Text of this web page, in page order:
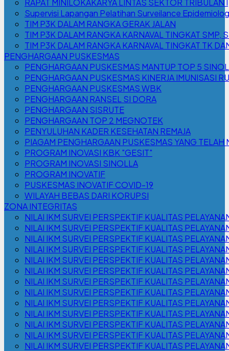
RAPAT MINILOKAKARYA LINTAS SEKTOR TRIBULAN I
Supervisi Lapangan Pelatihan Surveilance
TIM P3K DALAM RANGKA GERAK JALAN
TIM P3K DALAM RANGKA KARNAVAL TINGKAT SMP,
TIM P3K DALAM RANGKA KARNAVAL TINGKAT TK
PENGHARGAAN PUSKESMAS
PENGHARGAAN PUSKESMAS MANTUP TOP 5
PENGHARGAAN PUSKESMAS KINERJA IMUNISASI
PENGHARGAAN PUSKESMAS WBK
PENGHARGAAN RANSEL SI DORA
PENGHARGAAN SISRUTE
PENGHARGAAN TOP 2 MEGNOTEK
PENYULUHAN KADER KESEHATAN REMAJA
PIAGAM PENGHARGAAN PUSKESMAS YANG
PROGRAM INOVASI KBK "GESIT"
PROGRAM INOVASI SINOLLA
PROGRAM INOVATIF
PUSKESMAS INOVATIF COVID-19
WILAYAH BEBAS DARI KORUPSI
ZONA INTEGRITAS
NILAI IKM SURVEI PERSPEKTIF KUALITAS
NILAI IKM SURVEI PERSPEKTIF KUALITAS
NILAI IKM SURVEI PERSPEKTIF KUALITAS
NILAI IKM SURVEI PERSPEKTIF KUALITAS
NILAI IKM SURVEI PERSPEKTIF KUALITAS
NILAI IKM SURVEI PERSPEKTIF KUALITAS
NILAI IKM SURVEI PERSPEKTIF KUALITAS
NILAI IKM SURVEI PERSPEKTIF KUALITAS
NILAI IKM SURVEI PERSPEKTIF KUALITAS
NILAI IKM SURVEI PERSPEKTIF KUALITAS
NILAI IKM SURVEI PERSPEKTIF KUALITAS
NILAI IKM SURVEI PERSPEKTIF KUALITAS
NILAI IKM SURVEI PERSPEKTIF KUALITAS